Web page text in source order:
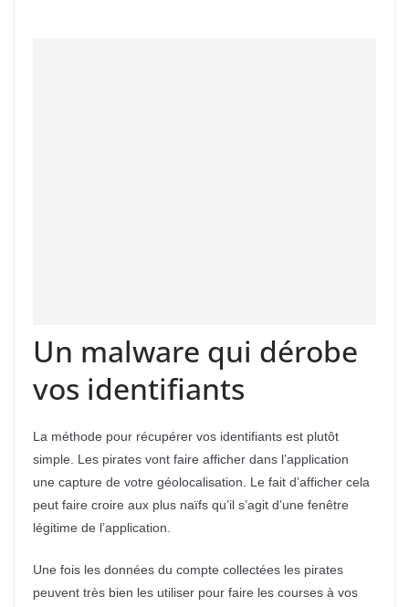
Un malware qui dérobe
vos identifiants
La méthode pour récupérer vos identifiants est plutôt
simple. Les pirates vont faire afficher dans l’application
une capture de votre géolocalisation. Le fait d’afficher cela
peut faire croire aux plus naïfs qu’il s’agit d’une fenêtre
légitime de l’application.
Une fois les données du compte collectées les pirates
peuvent très bien les utiliser pour faire les courses à vos